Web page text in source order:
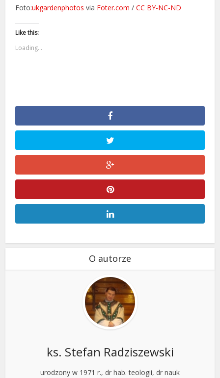
Foto:ukgardenphotos via Foter.com /CC BY-NC-ND
Like this:
Loading...
O autorze
ks. Stefan Radziszewski
urodzony w 1971 r., dr hab. teologii, dr nauk